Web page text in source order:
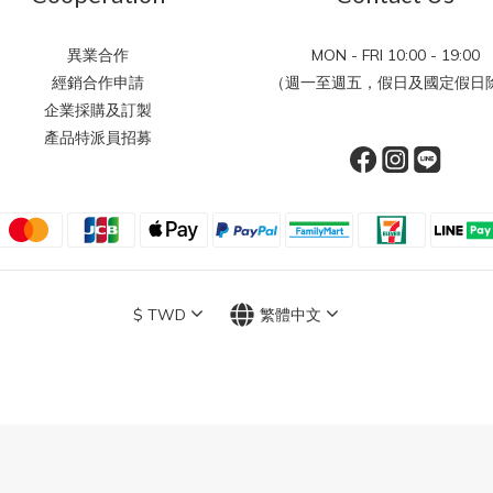
異業合作
經銷合作申請
企業採購及訂製
產品特派員招募
MON - FRI 10:00 - 19:00
（週一至週五，假日及國定假日
$ TWD 繁體中文